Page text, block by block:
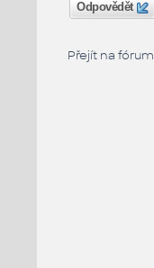
Odpovědět
Přejít na fórum